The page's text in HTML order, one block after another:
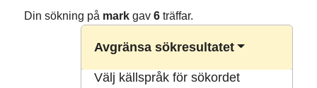
Din sökning på markgav 6träffar.
Avgränsa sökresultatet
Välj källspråk för sökordet